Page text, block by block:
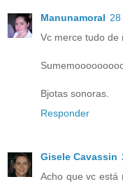
Manunamoral 28
Vc merce tudo de
Bjotas sonoras.
Responder
Gisele Cavassin
Acho que vc está